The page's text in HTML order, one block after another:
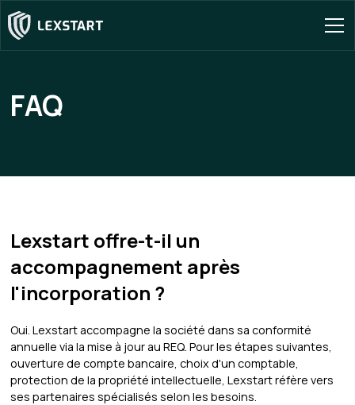
FAQ
Lexstart offre-t-il un
accompagnement après
l'incorporation ?
Oui. Lexstart accompagne la société dans sa conformité
annuelle via la mise à jour au REQ. Pour les étapes suivantes,
ouverture de compte bancaire, choix d'un comptable,
protection de la propriété intellectuelle, Lexstart réfère vers
ses partenaires spécialisés selon les besoins.